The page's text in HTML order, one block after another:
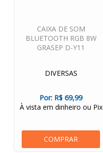
CAIXA DE SOM
BLUETOOTH RGB 8W
GRASEP D-Y11
DIVERSAS
Por: R$ 69,99
À vista em dinheiro ou Pix
COMPRAR